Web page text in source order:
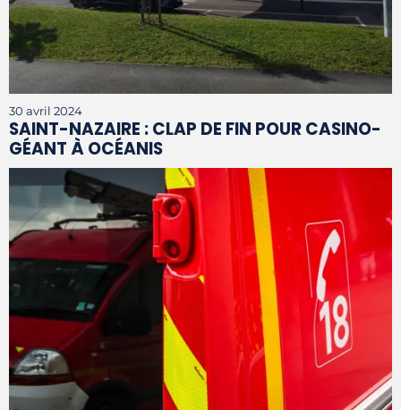
30 avril 2024
SAINT-NAZAIRE : CLAP DE FIN POUR CASINO-
GÉANT À OCÉANIS